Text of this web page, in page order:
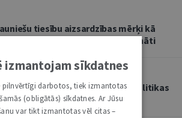
tiesību aizsardzības mērķi kā
no PVN nevar tulkot paplašināti
konstitucionālās tiesībpolitikas
izmantojam sīkdatnes
pilnvērtīgi darbotos, tiek izmantotas
(obligātās) sīkdatnes. Ar Jūsu
var tikt izmantotas vēl citas –